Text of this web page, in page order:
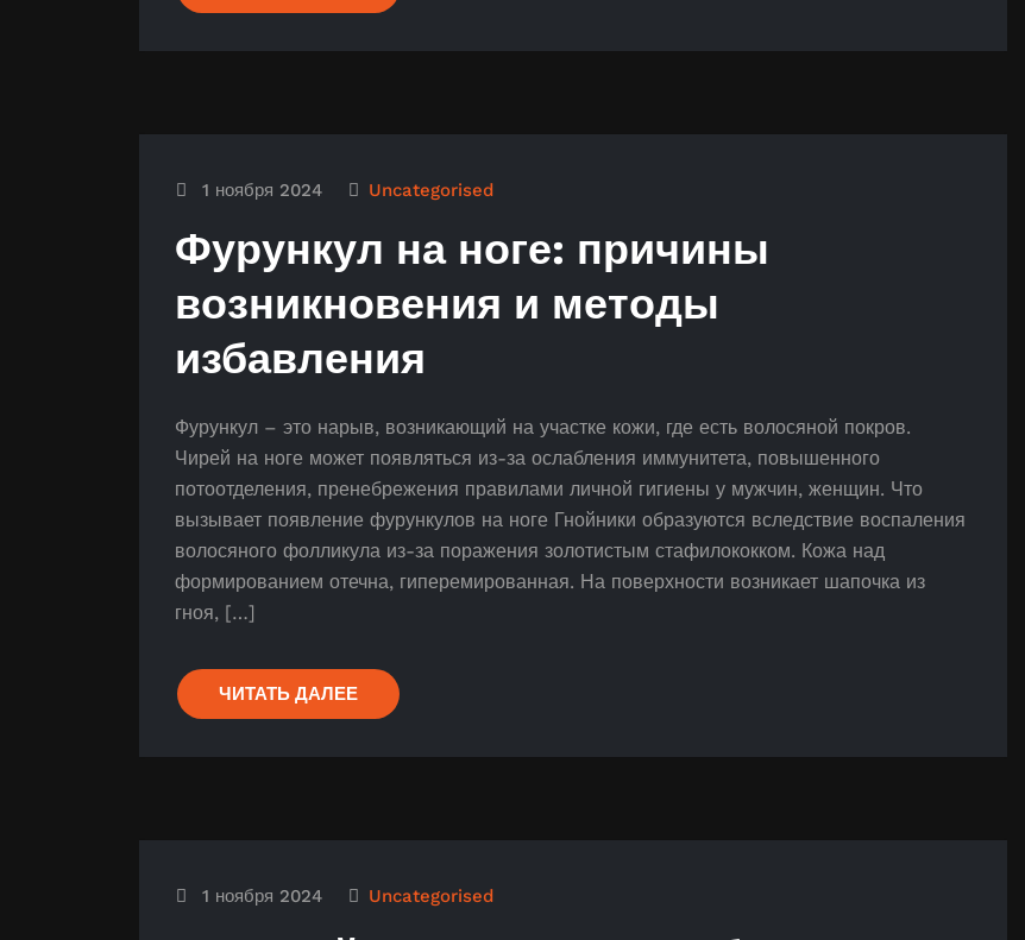
1 ноября 2024 Uncategorised
Фурункул на ноге: причины
возникновения и методы
избавления
Фурункул – это нарыв, возникающий на участке кожи, где есть волосяной покров.
Чирей на ноге может появляться из-за ослабления иммунитета, повышенного
потоотделения, пренебрежения правилами личной гигиены у мужчин, женщин. Что
вызывает появление фурункулов на ноге Гнойники образуются вследствие воспаления
волосяного фолликула из-за поражения золотистым стафилококком. Кожа над
формированием отечна, гиперемированная. На поверхности возникает шапочка из
гноя, […]
ЧИТАТЬ ДАЛЕЕ
1 ноября 2024 Uncategorised